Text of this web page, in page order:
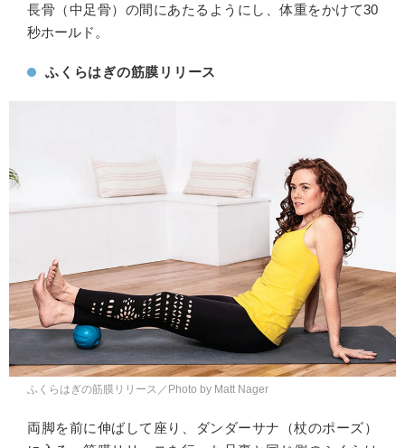
長骨（中足骨）の間にあたるようにし、体重をかけて30
秒ホールド。
ふくらはぎの筋膜リリース
ふくらはぎの筋膜リリース／Photo by Matt Nager
両脚を前に伸ばして座り、ダンダーサナ（杖のポーズ）